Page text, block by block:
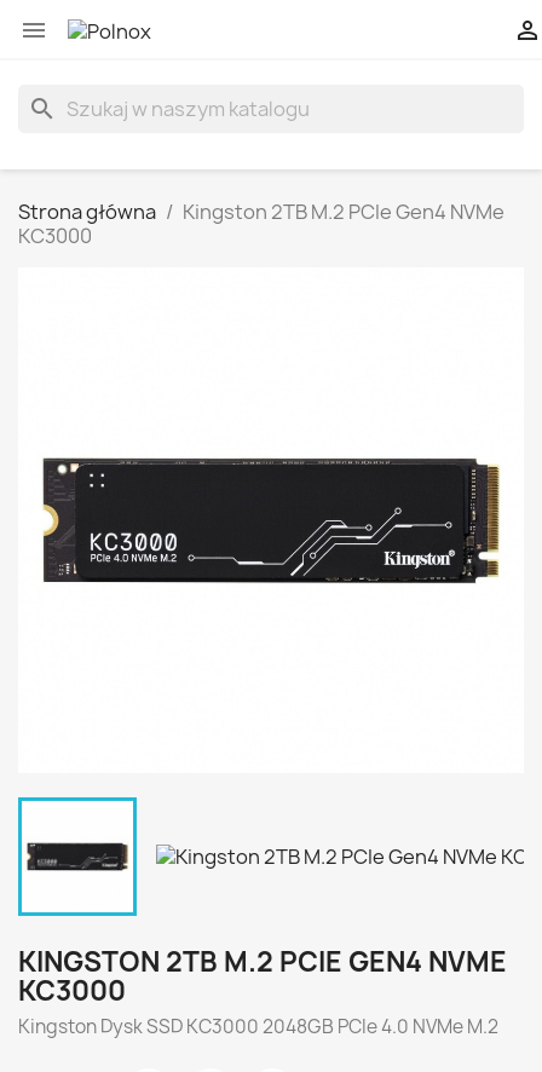
 
search
Strona główna
Kingston 2TB M.2 PCIe Gen4 NVMe
KC3000
KINGSTON 2TB M.2 PCIE GEN4 NVME
KC3000
Kingston Dysk SSD KC3000 2048GB PCIe 4.0 NVMe M.2